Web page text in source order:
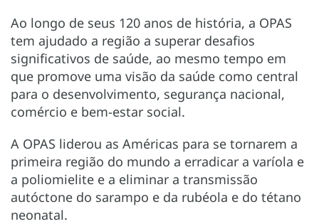
Ao longo de seus 120 anos de história, a OPAS
tem ajudado a região a superar desafios
significativos de saúde, ao mesmo tempo em
que promove uma visão da saúde como central
para o desenvolvimento, segurança nacional,
comércio e bem-estar social.
A OPAS liderou as Américas para se tornarem a
primeira região do mundo a erradicar a varíola e
a poliomielite e a eliminar a transmissão
autóctone do sarampo e da rubéola e do tétano
neonatal.